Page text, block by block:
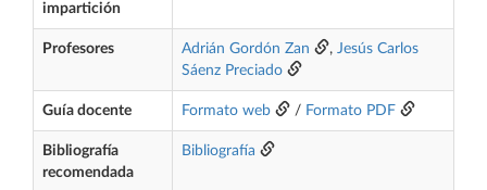
impartición
Profesores Adrián Gordón Zan , Jesús Carlos
Sáenz Preciado
Guía docente Formato web / Formato PDF
Bibliografía
recomendada
Bibliografía